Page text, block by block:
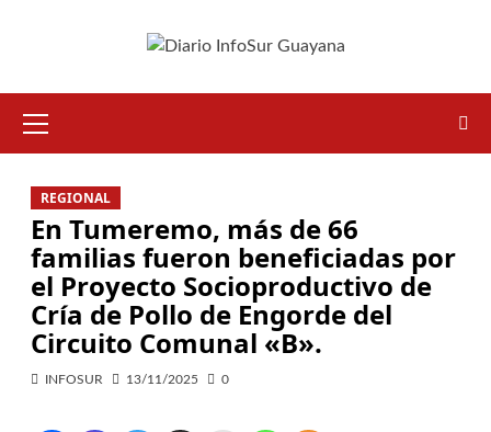
REGIONAL
En Tumeremo, más de 66
familias fueron beneficiadas por
el Proyecto Socioproductivo de
Cría de Pollo de Engorde del
Circuito Comunal «B».
INFOSUR 13/11/2025 0